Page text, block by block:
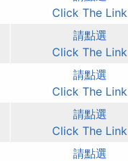
Click The Link
請點選
Click The Link
請點選
Click The Link
請點選
Click The Link
請點選